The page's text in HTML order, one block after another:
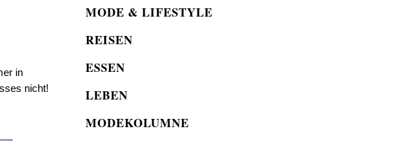
in
nicht!
MODE & LIFESTYLE
REISEN
ESSEN
LEBEN
MODEKOLUMNE